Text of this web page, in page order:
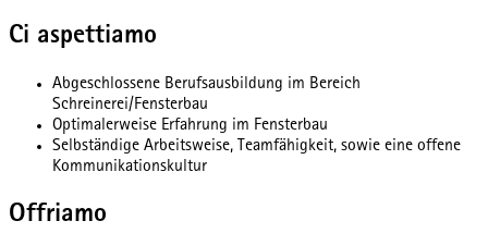
Ci aspettiamo
Abgeschlossene Berufsausbildung im Bereich
Schreinerei/Fensterbau
Optimalerweise Erfahrung im Fensterbau
Selbständige Arbeitsweise, Teamfähigkeit, sowie eine offene
Kommunikationskultur
Offriamo